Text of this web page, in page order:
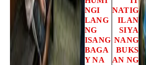
NGI
LANG
NG
ISANG
BAGA
Y NA
NATIG
ILAN
SIYA
NANG
BUKS
AN NG